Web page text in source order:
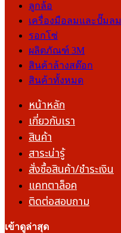
ลูกล้อ
เครื่องมือลมและปั๊มลม
รอกโซ่
ผลิตภัณฑ์ 3M
สินค้าล้างสต๊อก
สินค้าทั้งหมด
หน้าหลัก
เกี่ยวกับเรา
สินค้า
สาระน่ารู้
สั่งซื้อสินค้า/ชำระเงิน
แคทตาล็อค
ติดต่อสอบถาม
เข้าดูล่าสุด